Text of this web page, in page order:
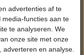
advertenties af te
functies aan te
te analyseren. We
onze site met onze
en analyse.